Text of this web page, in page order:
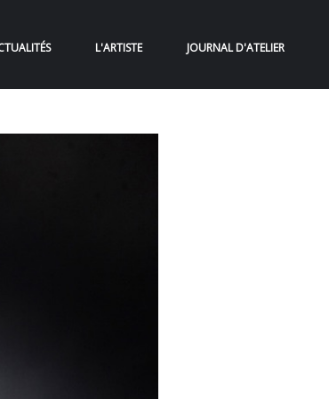
L'ARTISTE JOURNAL D'ATELIER